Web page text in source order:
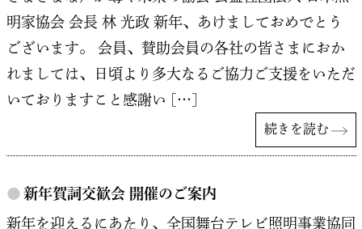
明家協会 会長 林 光政 新年、あけましておめでとう
ございます。 会員、賛助会員の各社の皆さまにおか
れましては、日頃より多大なるご協力ご支援をいただ
いておりますこと感謝い […]
続きを読む
● 新年賀詞交歓会 開催のご案内
新年を迎えるにあたり、全国舞台テレビ照明事業協同